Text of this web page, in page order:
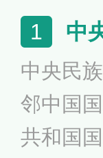
1 中
中央民
邻中国
共和国